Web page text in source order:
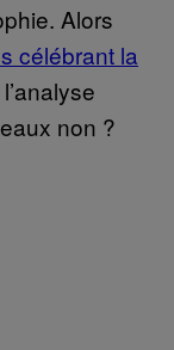
Alors
célébrant la
non ?